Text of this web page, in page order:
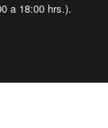
a 18:00 hrs.).